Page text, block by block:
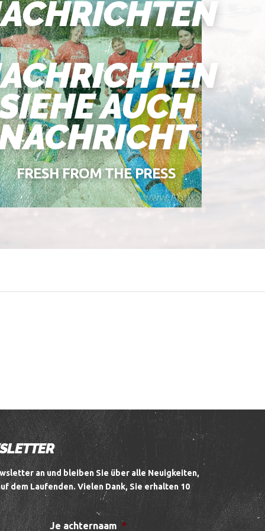
AUCH
FRESH FROM THE PRESS
an und bleiben Sie über alle Neuigkeiten,
dem Laufenden.Vielen Dank, Sie erhalten 10
Je achternaam *